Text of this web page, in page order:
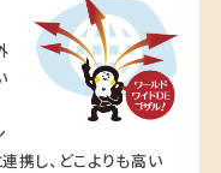
携し、どこよりも高い